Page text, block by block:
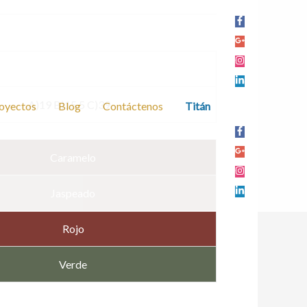
Blog Contáctenos Titán
A)19 B)15.5 C)39
Rojo
Verde